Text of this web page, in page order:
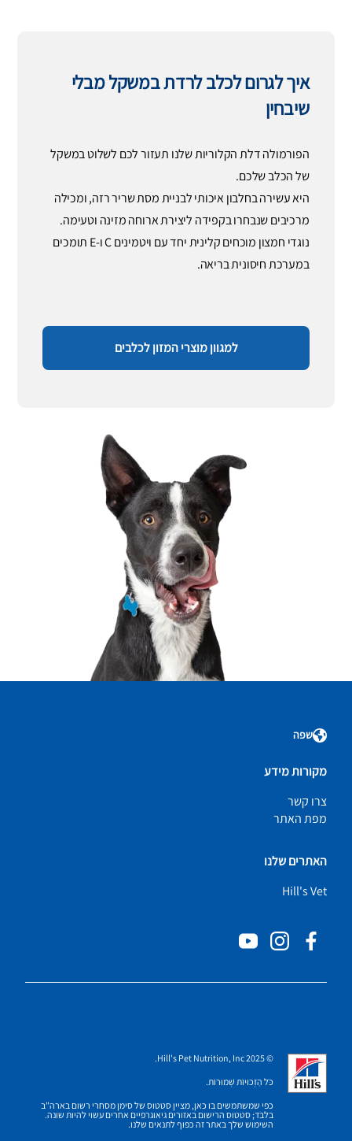
איך לגרום לכלב לרדת במשקל מבלי
שיבחין
הפורמולה דלת הקלוריות שלנו תעזור לכם לשלוט במשקל
של הכלב שלכם.
היא עשירה בחלבון איכותי לבניית מסת שריר רזה, ומכילה
מרכיבים שנבחרו בקפידה ליצירת ארוחה מזינה וטעימה.
נוגדי חמצון מוכחים קלינית יחד עם ויטמינים C ו-E תומכים
במערכת חיסונית בריאה.
למגוון מוצרי המזון לכלבים
שפה
מקורות מידע
צרו קשר
מפת האתר
האתרים שלנו
Hill's Vet
© 2025 Hill's Pet Nutrition, Inc.
כֹּל הַזְכוּיוֹת שְׁמוּרוֹת.
כפי שמשתמשים בו כאן, מציין סטטוס של סימן מסחרי רשום בארה"ב
בלבד; סטטוס הרישום באזורים גיאוגרפיים אחרים עשוי להיות שונה.
השימוש שלך באתר זה כפוף לתנאים שלנו.